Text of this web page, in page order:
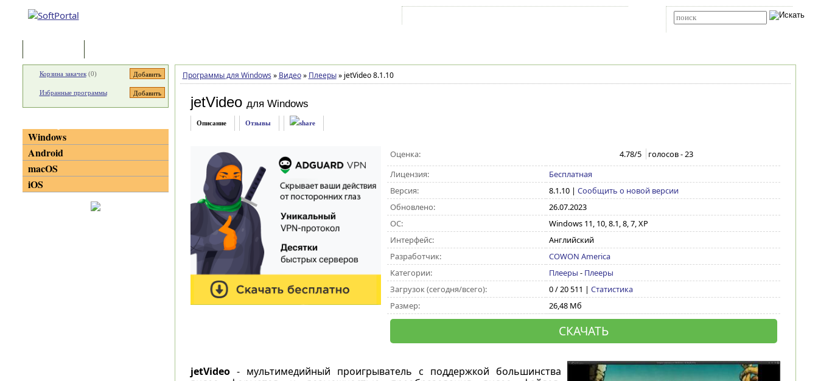
Программы для Windows » Видео » Плееры »jetVideo 8.1.10
jetVideo для Windows
Описание Отзывы
Оценка: 4.78/5 голосов -23
Лицензия:
Бесплатная
Версия:
8.1.10| Сообщить о новой версии
Обновлено:
26.07.2023
ОС:
Windows 11, 10, 8.1, 8, 7, XP
Интерфейс:
Английский
Разработчик:
COWON America
Категории:
Плееры - Плееры
Загрузок (сегодня/всего):
0 / 20 511 | Статистика
Размер:
26,48 Мб
СКАЧАТЬ
jetVideo- мультимедийный проигрыватель с поддержкой большинства
Корзина закачек(0)
Избранные программы
Windows
Android
macOS
iOS